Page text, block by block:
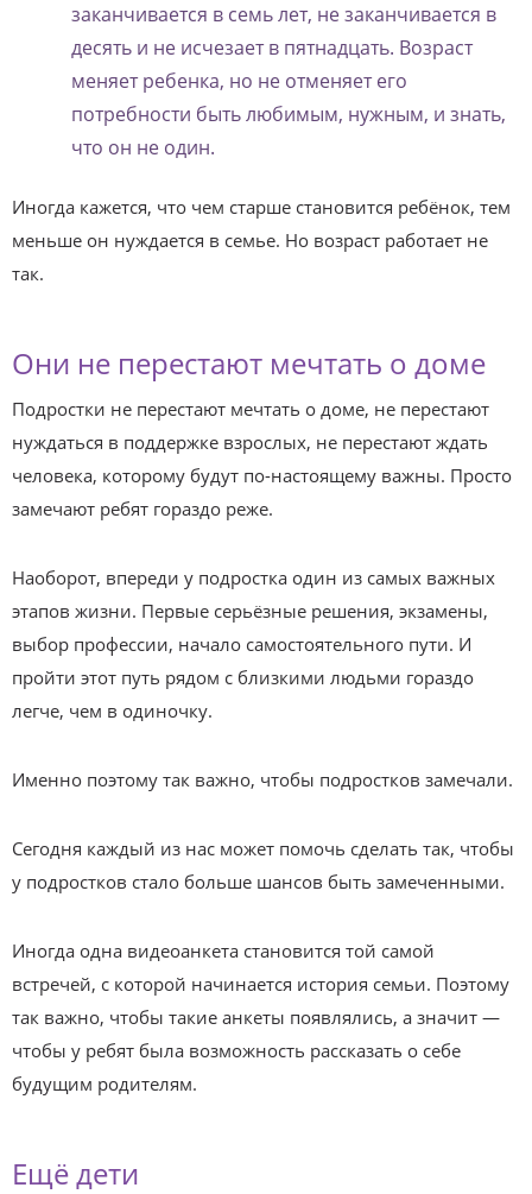
заканчивается в семь лет, не заканчивается в
десять и не исчезает в пятнадцать. Возраст
меняет ребенка, но не отменяет его
потребности быть любимым, нужным, и знать,
что он не один.
Иногда кажется, что чем старше становится ребёнок, тем
меньше он нуждается в семье. Но возраст работает не
так.
Они не перестают мечтать о доме
Подростки не перестают мечтать о доме, не перестают
нуждаться в поддержке взрослых, не перестают ждать
человека, которому будут по-настоящему важны. Просто
замечают ребят гораздо реже.
Наоборот, впереди у подростка один из самых важных
этапов жизни. Первые серьёзные решения, экзамены,
выбор профессии, начало самостоятельного пути. И
пройти этот путь рядом с близкими людьми гораздо
легче, чем в одиночку.
Именно поэтому так важно, чтобы подростков замечали.
Сегодня каждый из нас может помочь сделать так, чтобы
у подростков стало больше шансов быть замеченными.
Иногда одна видеоанкета становится той самой
встречей, с которой начинается история семьи. Поэтому
так важно, чтобы такие анкеты появлялись, а значит —
чтобы у ребят была возможность рассказать о себе
будущим родителям.
Ещё дети